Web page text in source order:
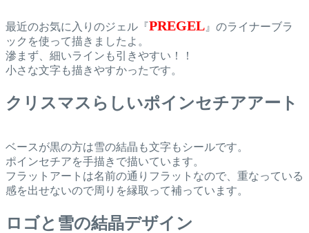
最近のお気に入りのジェル『PREGEL 』のライナーブラ
ックを使って描きましたよ。
滲まず、細いラインも引きやすい！！
小さな文字も描きやすかったです。
クリスマスらしいポインセチアアート
ベースが黒の方は雪の結晶も文字もシールです。
ポインセチアを手描きで描いています。
フラットアートは名前の通りフラットなので、重なっている
感を出せないので周りを縁取って補っています。
ロゴと雪の結晶デザイン